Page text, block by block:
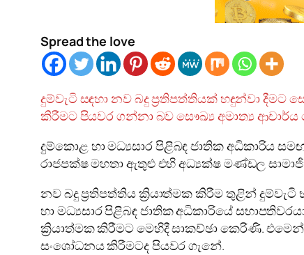
Spread the love
දුම්වැටි සඳහා නව බදු ප්‍රතිපත්තියක් හඳුන්වා
කිරීමට පියවර ගන්නා බව සෞඛ්‍ය අමාත්‍ය
දුම්කොළ හා මධ්‍යසාර පිළිබඳ ජාතික අධිකාරිය
රාජපක්ෂ මහතා ඇතුළු එහි අධ්‍යක්ෂ මණ්ඩල
නව බදු ප්‍රතිපත්තිය ක්‍රියාත්මක කිරීම තුළින්
හා මධ්‍යසාර පිළිබඳ ජාතික අධිකාරියේ
ක්‍රියාත්මක කිරීමට මෙහිදී සාකච්ඡා කෙරිණි.
සංශෝධනය කිරීමටද පියවර ගැනේ.